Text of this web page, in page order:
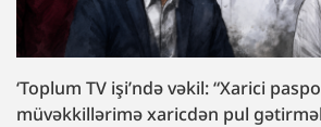
‘Toplum TV işi’ndə vəkil: “Xarici
müvəkkillərimə xaricdən pul